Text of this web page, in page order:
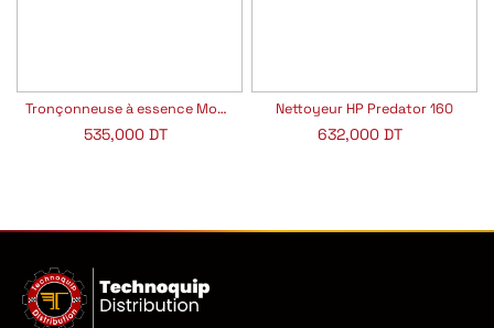
Tronçonneuse à essence Montana 516 GARLAND
535,000DT
Nettoyeur HP Predator 160
632,000 DT